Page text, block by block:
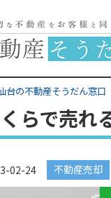
台の不動産そうだん窓口
らで売れ
02-24 不動産売却